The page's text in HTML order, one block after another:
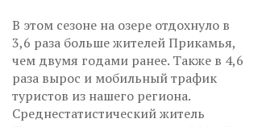
В этом сезоне на озере отдохнуло в
3,6 раза больше жителей Прикамья,
чем двумя годами ранее. Также в 4,6
раза вырос и мобильный трафик
туристов из нашего региона.
Среднестатистический житель